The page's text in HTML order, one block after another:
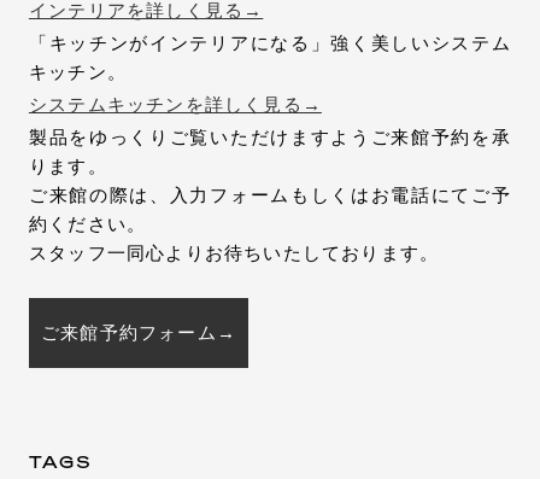
インテリアを詳しく見る→
「キッチンがインテリアになる」強く美しいシステム
キッチン。
システムキッチンを詳しく見る→
製品をゆっくりご覧いただけますようご来館予約を承
ります。
ご来館の際は、入力フォームもしくはお電話にてご予
約ください。
スタッフ一同心よりお待ちいたしております。
ご来館予約フォーム→
TAGS